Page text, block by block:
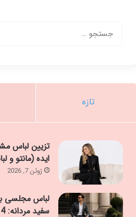
تازه
ایده (مانتو
ژوئن 7, 2026
لباس مجلسی
سفید مردانه: 14 ایده فوق العاده